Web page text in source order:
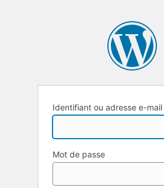
Identifiant ou adresse e-mail
Mot de passe